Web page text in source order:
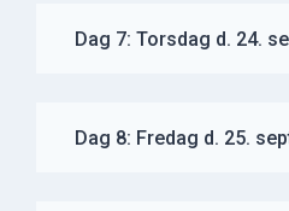
Dag 7: Torsdag d. 24.
Dag 8: Fredag d. 25.